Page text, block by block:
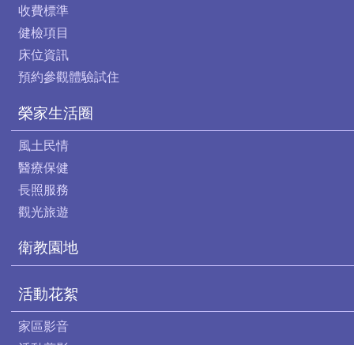
收費標準
健檢項目
床位資訊
預約參觀體驗試住
榮家生活圈
風土民情
醫療保健
長照服務
觀光旅遊
衛教園地
活動花絮
家區影音